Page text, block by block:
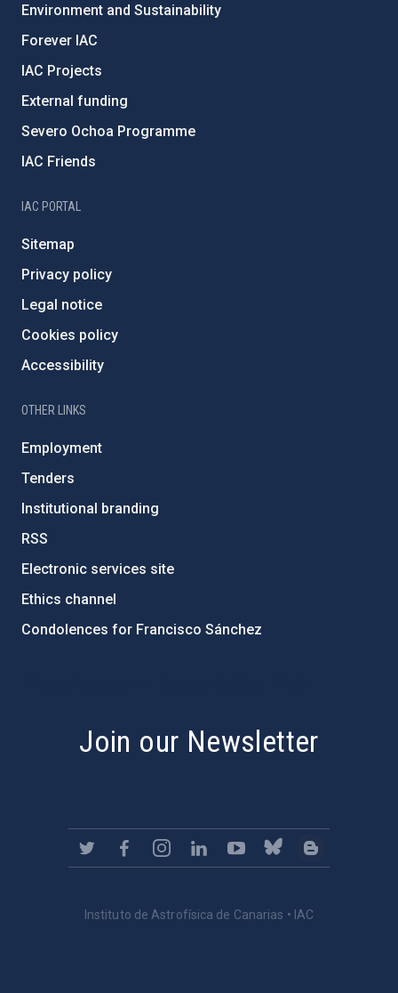
Environment and Sustainability
Forever IAC
IAC Projects
External funding
Severo Ochoa Programme
IAC Friends
IAC PORTAL
Sitemap
Privacy policy
Legal notice
Cookies policy
Accessibility
OTHER LINKS
Employment
Tenders
Institutional branding
RSS
Electronic services site
Ethics channel
Condolences for Francisco Sánchez
Join our Newsletter
Instituto de Astrofísica de Canarias • IAC